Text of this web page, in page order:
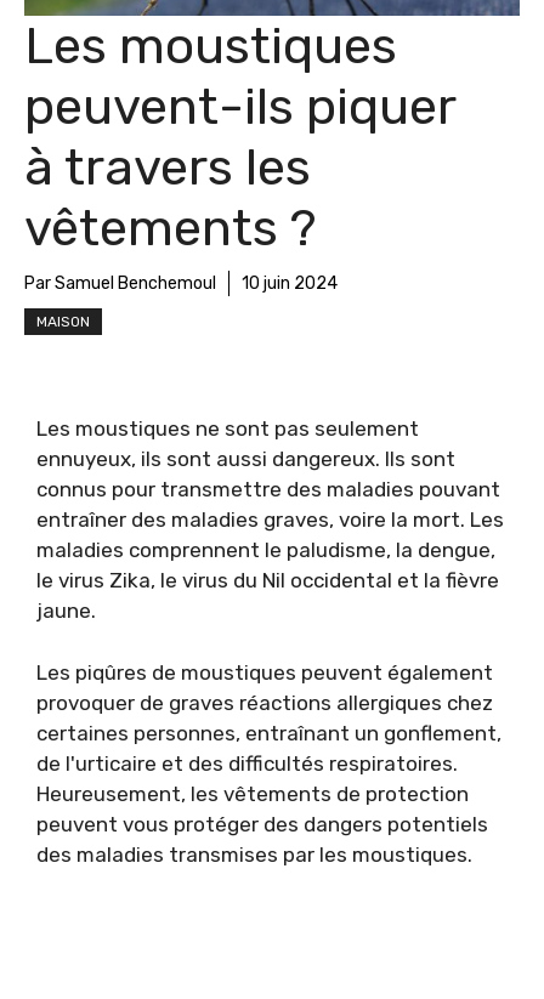
Les moustiques
peuvent-ils piquer
à travers les
vêtements ?
Par Samuel Benchemoul 10 juin 2024
MAISON
Les moustiques ne sont pas seulement
ennuyeux, ils sont aussi dangereux. Ils sont
connus pour transmettre des maladies pouvant
entraîner des maladies graves, voire la mort. Les
maladies comprennent le paludisme, la dengue,
le virus Zika, le virus du Nil occidental et la fièvre
jaune.
Les piqûres de moustiques peuvent également
provoquer de graves réactions allergiques chez
certaines personnes, entraînant un gonflement,
de l'urticaire et des difficultés respiratoires.
Heureusement, les vêtements de protection
peuvent vous protéger des dangers potentiels
des maladies transmises par les moustiques.